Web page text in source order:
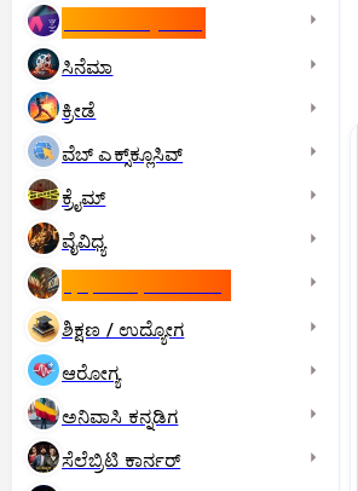
ಸಿನೆಮಾ
ಕ್ರೀಡೆ
ವೆಬ್ ಎಕ್ಸ್‌ಕ್ಲೂಸಿವ್
ಕ್ರೈಮ್
ವೈವಿಧ್ಯ
ಶಿಕ್ಷಣ / ಉದ್ಯೋಗ
ಆರೋಗ್ಯ
ಅನಿವಾಸಿ ಕನ್ನಡಿಗ
ಸೆಲೆಬ್ರಿಟಿ ಕಾರ್ನರ್‌